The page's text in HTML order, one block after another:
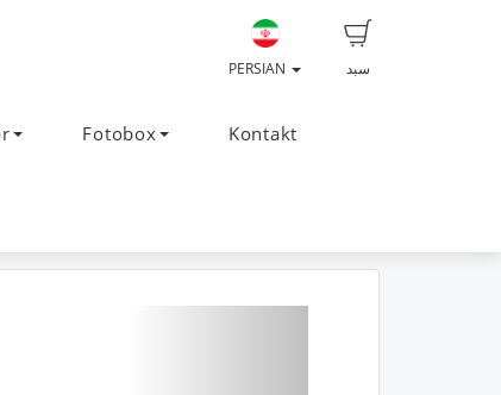
سبد PERSIAN
Fotobox Kontakt